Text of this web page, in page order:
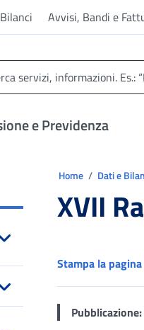
Avvisi, Bandi e
e Previdenza
Home Dati e
XVII
Stampa la pagina
Pubblicazione: